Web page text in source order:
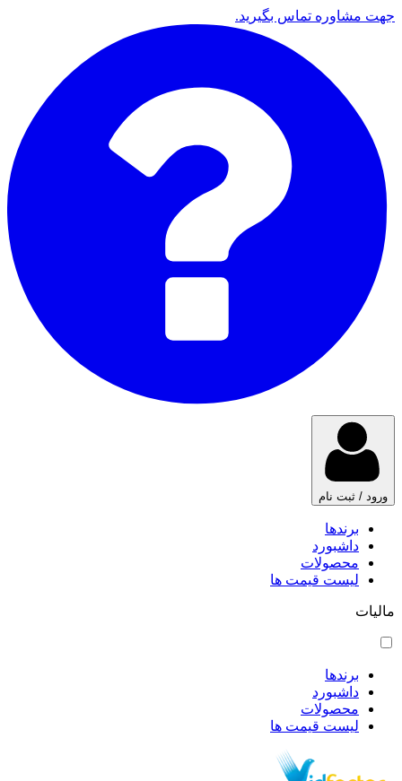
جهت مشاوره تماس بگیرید.
ورود / ثبت نام
برندها
داشبورد
محصولات
لیست قیمت ها
مالیات
برندها
داشبورد
محصولات
لیست قیمت ها